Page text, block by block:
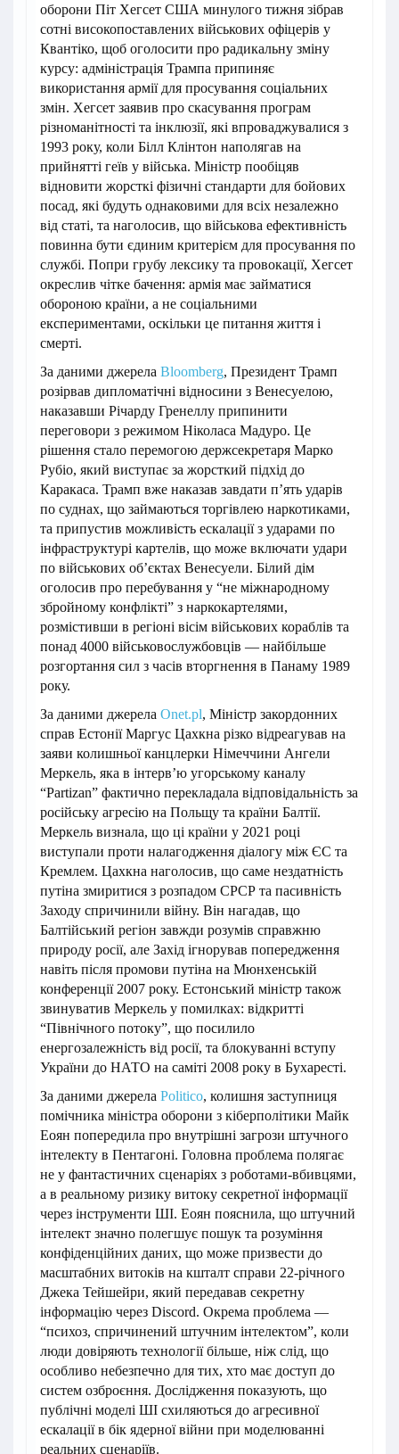
оборони Піт Хегсет США минулого тижня зібрав
сотні високопоставлених військових офіцерів у
Квантіко, щоб оголосити про радикальну зміну
курсу: адміністрація Трампа припиняє
використання армії для просування соціальних
змін. Хегсет заявив про скасування програм
різноманітності та інклюзії, які впроваджувалися з
1993 року, коли Білл Клінтон наполягав на
прийнятті геїв у війська. Міністр пообіцяв
відновити жорсткі фізичні стандарти для бойових
посад, які будуть однаковими для всіх незалежно
від статі, та наголосив, що військова ефективність
повинна бути єдиним критерієм для просування по
службі. Попри грубу лексику та провокації, Хегсет
окреслив чітке бачення: армія має займатися
обороною країни, а не соціальними
експериментами, оскільки це питання життя і
смерті.
За даними джерела Bloomberg, Президент Трамп
розірвав дипломатічні відносини з Венесуелою,
наказавши Річарду Гренеллу припинити
переговори з режимом Ніколаса Мадуро. Це
рішення стало перемогою держсекретаря Марко
Рубіо, який виступає за жорсткий підхід до
Каракаса. Трамп вже наказав завдати п’ять ударів
по суднах, що займаються торгівлею наркотиками,
та припустив можливість ескалації з ударами по
інфраструктурі картелів, що може включати удари
по військових об’єктах Венесуели. Білий дім
оголосив про перебування у “не міжнародному
збройному конфлікті” з наркокартелями,
розмістивши в регіоні вісім військових кораблів та
понад 4000 військовослужбовців — найбільше
розгортання сил з часів вторгнення в Панаму 1989
року.
За даними джерела Onet.pl, Міністр закордонних
справ Естонії Маргус Цахкна різко відреагував на
заяви колишньої канцлерки Німеччини Ангели
Меркель, яка в інтерв’ю угорському каналу
“Partizan” фактично перекладала відповідальність за
російську агресію на Польщу та країни Балтії.
Меркель визнала, що ці країни у 2021 році
виступали проти налагодження діалогу між ЄС та
Кремлем. Цахкна наголосив, що саме нездатність
путіна змиритися з розпадом СРСР та пасивність
Заходу спричинили війну. Він нагадав, що
Балтійський регіон завжди розумів справжню
природу росії, але Захід ігнорував попередження
навіть після промови путіна на Мюнхенській
конференції 2007 року. Естонський міністр також
звинуватив Меркель у помилках: відкритті
“Північного потоку”, що посилило
енергозалежність від росії, та блокуванні вступу
України до НАТО на саміті 2008 року в Бухаресті.
За даними джерела Politico, колишня заступниця
помічника міністра оборони з кіберполітики Майк
Еоян попередила про внутрішні загрози штучного
інтелекту в Пентагоні. Головна проблема полягає
не у фантастичних сценаріях з роботами-вбивцями,
а в реальному ризику витоку секретної інформації
через інструменти ШІ. Еоян пояснила, що штучний
інтелект значно полегшує пошук та розуміння
конфіденційних даних, що може призвести до
масштабних витоків на кшталт справи 22-річного
Джека Тейшейри, який передавав секретну
інформацію через Discord. Окрема проблема —
“психоз, спричинений штучним інтелектом”, коли
люди довіряють технології більше, ніж слід, що
особливо небезпечно для тих, хто має доступ до
систем озброєння. Дослідження показують, що
публічні моделі ШІ схиляються до агресивної
ескалації в бік ядерної війни при моделюванні
реальних сценаріїв.